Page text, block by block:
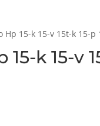
15-k 15-v 15t-k 15-p
k 15-v